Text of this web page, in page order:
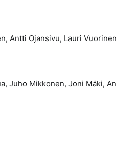
Antti Ojansivu, Lauri Vuorinen
Juho Mikkonen, Joni Mäki,